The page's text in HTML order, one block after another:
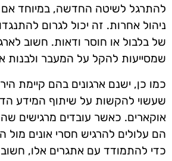
להתרגל לשיטה החדשה, במיוחד אם
ניהול אחרות. זה יכול לגרום
של בלבול או חוסר ודאות. חשוב
שמסייעות להקל על המעבר ולבנות
כמו כן, ישנם ארגונים בהם קיימת
שעשוי להקשות על שיתוף המידע
אוקארים. כאשר עובדים מרגישים
הם עלולים להרגיש חסרי אונים מול
כדי להתמודד עם אתגרים אלו,